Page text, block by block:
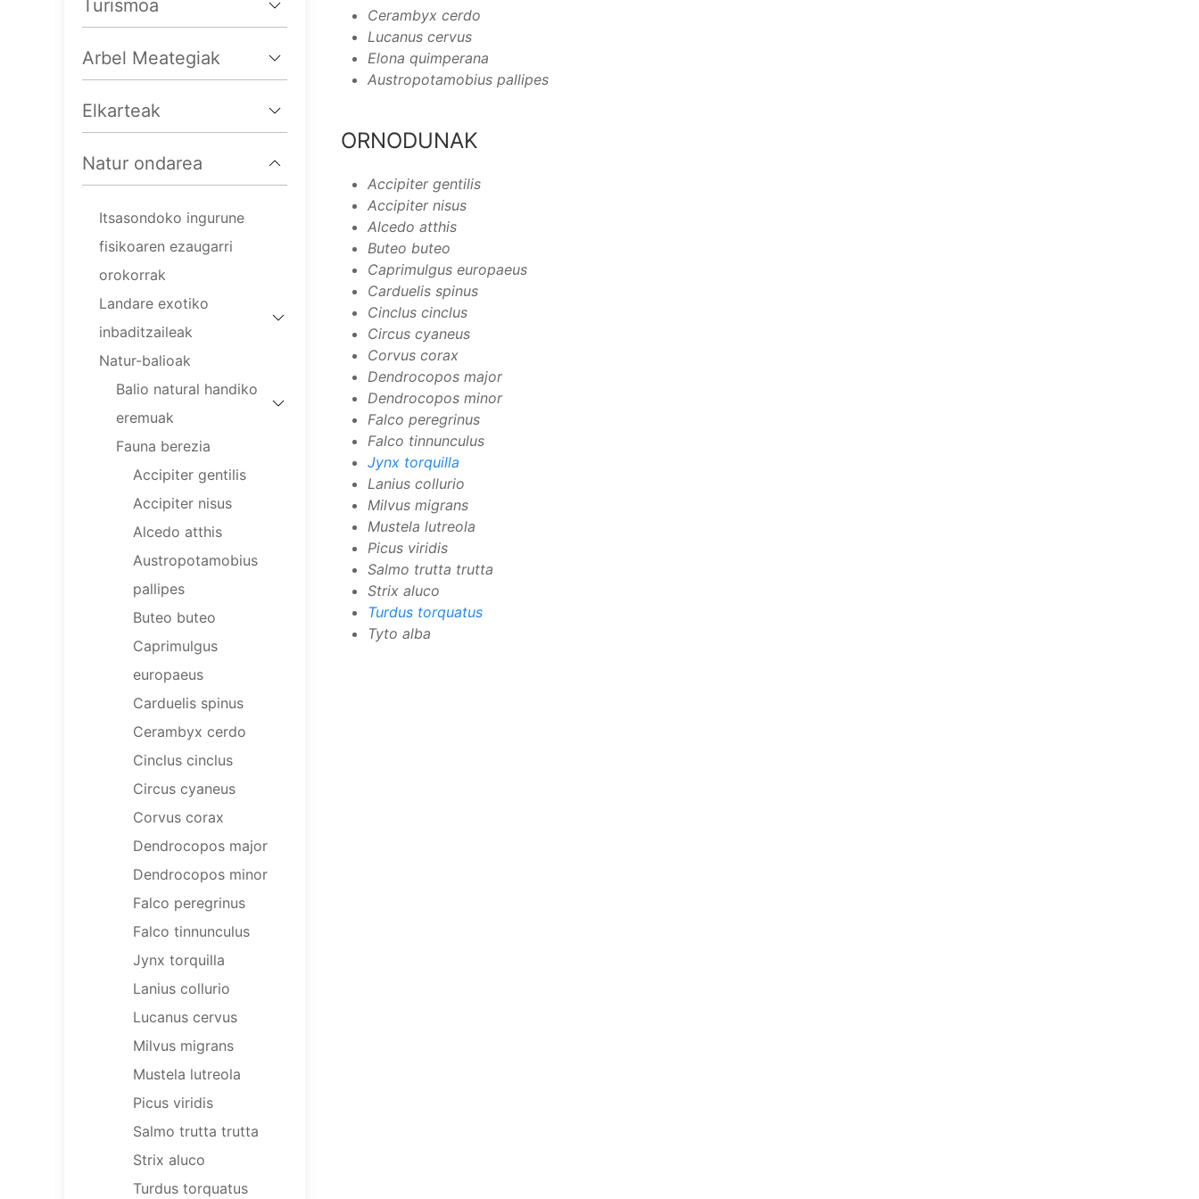
Cerambyx cerdo
Lucanus cervus
Elona quimperana
Austropotamobius pallipes
ORNODUNAK
Accipiter gentilis
Accipiter nisus
Alcedo atthis
Buteo buteo
Caprimulgus europaeus
Carduelis spinus
Cinclus cinclus
Circus cyaneus
Corvus corax
Dendrocopos major
Dendrocopos minor
Falco peregrinus
Falco tinnunculus
Jynx torquilla
Lanius collurio
Milvus migrans
Mustela lutreola
Picus viridis
Salmo trutta trutta
Strix aluco
Turdus torquatus
Tyto alba
Turismoa
Arbel Meategiak
Elkarteak
Natur ondarea
Itsasondoko ingurune
fisikoaren ezaugarri
orokorrak
Landare exotiko
inbaditzaileak
Natur-balioak
Balio natural handiko
eremuak
Fauna berezia
Accipiter gentilis
Accipiter nisus
Alcedo atthis
Austropotamobius
pallipes
Buteo buteo
Caprimulgus
europaeus
Carduelis spinus
Cerambyx cerdo
Cinclus cinclus
Circus cyaneus
Corvus corax
Dendrocopos major
Dendrocopos minor
Falco peregrinus
Falco tinnunculus
Jynx torquilla
Lanius collurio
Lucanus cervus
Milvus migrans
Mustela lutreola
Picus viridis
Salmo trutta trutta
Strix aluco
Turdus torquatus